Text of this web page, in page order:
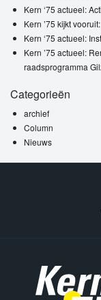
Kern ‘75 actueel:
Kern ’75 kijkt
Kern ‘75 actueel:
Kern ’75 actueel:
raadsprogramma
Categorieën
archief
Column
Nieuws